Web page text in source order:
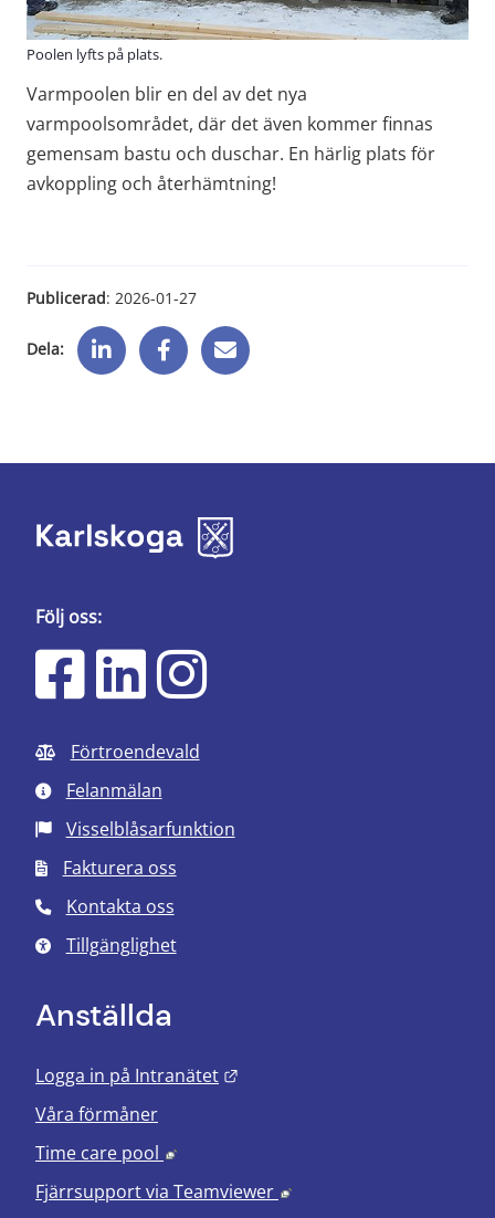
Poolen lyfts på plats.
Varmpoolen blir en del av det nya
varmpoolsområdet, där det även kommer finnas
gemensam bastu och duschar. En härlig plats för
avkoppling och återhämtning!
Publicerad: 2026-01-27
Dela:
Följ oss:
Förtroendevald
Felanmälan
Visselblåsarfunktion
Fakturera oss
Kontakta oss
Tillgänglighet
Anställda
Logga in på Intranätet
Våra förmåner
Time care pool
Länk till annan webbplats, öppnas i
Fjärrsupport via Teamviewer Länk till annan